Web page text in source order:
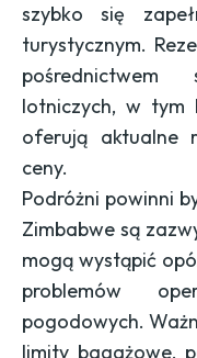
szybko się
turystycznym.
lotniczych, w tym
oferują aktualne
ceny.
Podróżni powinni
Zimbabwe są
mogą wystąpić
problemów
pogodowych.
limity bagażowe,